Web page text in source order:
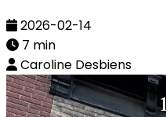
2026-02-14
7 min
Caroline Desbiens